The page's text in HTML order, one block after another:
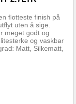
flotteste finish på
uten å sige.
meget godt og
og vaskbar
Matt, Silkematt,